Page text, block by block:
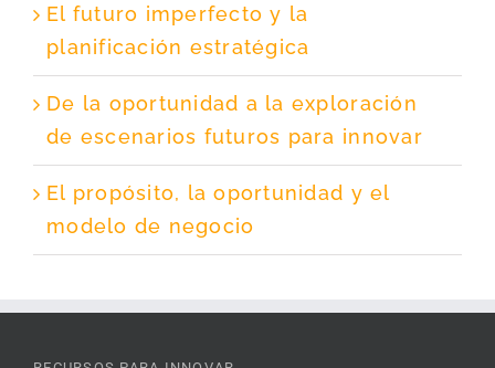
El futuro imperfecto y la
planificación estratégica
De la oportunidad a la exploración
de escenarios futuros para innovar
El propósito, la oportunidad y el
modelo de negocio